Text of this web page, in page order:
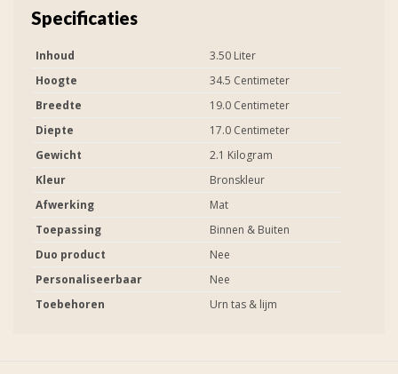
Specificaties
Inhoud
3.50 Liter
Hoogte
34.5 Centimeter
Breedte
19.0 Centimeter
Diepte
17.0 Centimeter
Gewicht
2.1 Kilogram
Kleur
Bronskleur
Afwerking
Mat
Toepassing
Binnen & Buiten
Duo product
Nee
Personaliseerbaar
Nee
Toebehoren
Urn tas & lijm